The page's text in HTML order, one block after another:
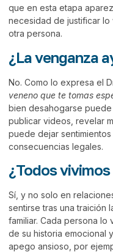
que en esta etapa
necesidad de justificar
otra persona.
¿La venganza
No. Como lo expresa el
veneno que te tomas
bien desahogarse
publicar videos, revelar
puede dejar
consecuencias legales.
¿Todos
Sí, y no solo en
sentirse tras una traición
familiar. Cada persona
de su historia emocional
apego ansioso, por